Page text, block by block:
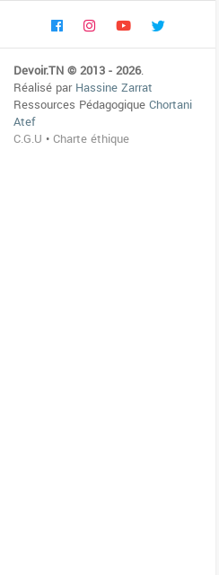
Devoir.TN © 2013 - 2026.
Réalisé parHassine Zarrat
Ressources PédagogiqueChortani
Atef
C.G.U •Charte éthique